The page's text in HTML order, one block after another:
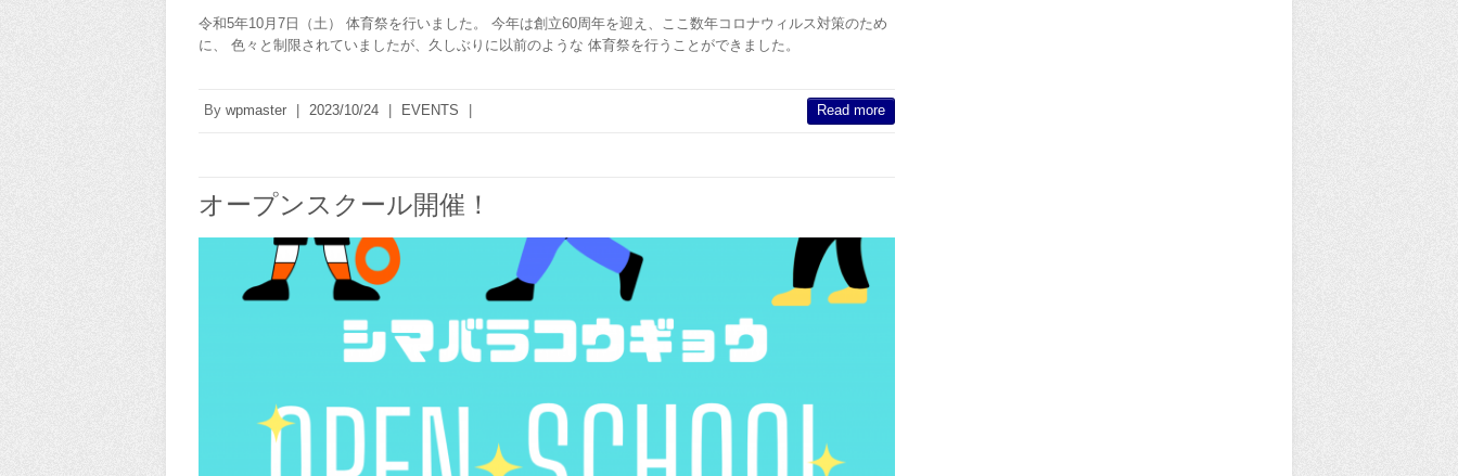
令和5年10月7日（土） 体育祭を行いました。 今年は創立60周年を迎え、ここ数年コロナウィルス対策のため
に、 色々と制限されていましたが、久しぶりに以前のような 体育祭を行うことができました。
By wpmaster 2023/10/24 EVENTS Read more
オープンスクール開催！